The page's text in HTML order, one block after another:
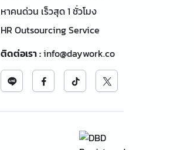
หาคนด่วน เร็วสุด 1 ชั่วโมง
HR Outsourcing Service
ติดต่อเรา:info@daywork.co